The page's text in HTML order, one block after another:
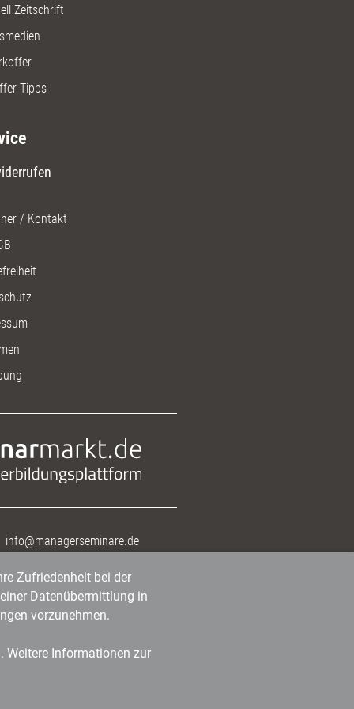
Zeitschrift
Tipps
/ Kontakt
info@managerseminare.de
Zufriedenheit bei der
Datenübermittlung in
vorzunehmen.
Weitere Informationen zur